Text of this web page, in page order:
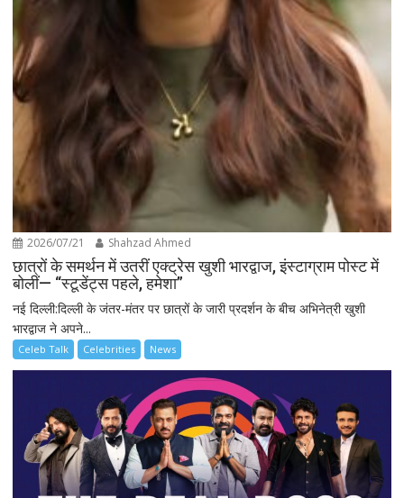
2026/07/21 Shahzad Ahmed
छात्रों के समर्थन में उतरीं एक्ट्रेस खुशी भारद्वाज, इंस्टाग्राम पोस्ट में
बोलीं— “स्टूडेंट्स पहले, हमेशा”
नई दिल्ली:दिल्ली के जंतर-मंतर पर छात्रों के जारी प्रदर्शन के बीच अभिनेत्री खुशी
भारद्वाज ने अपने...
Celeb Talk Celebrities News